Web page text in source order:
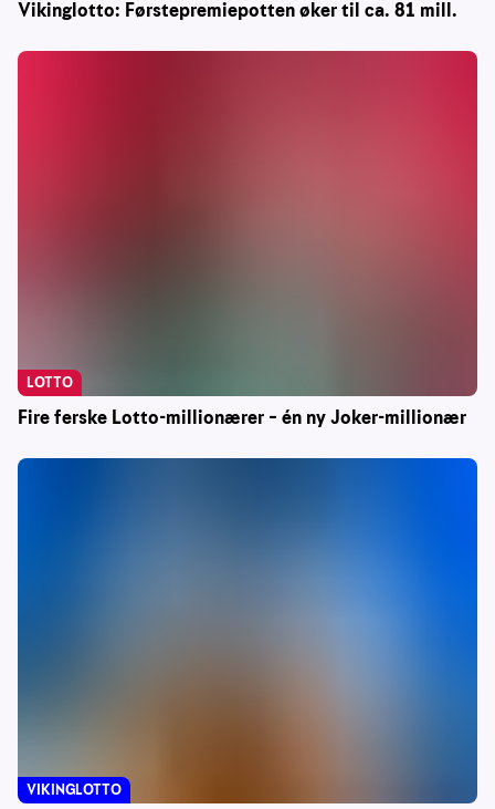
Vikinglotto: Førstepremiepotten øker til ca. 81 mill.
Fire ferske Lotto-millionærer – én ny Joker-millionær
LOTTO
VIKINGLOTTO